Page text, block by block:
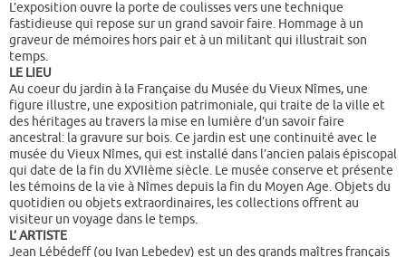
L’exposition ouvre la porte de coulisses vers une technique
fastidieuse qui repose sur un grand savoir faire. Hommage à un
graveur de mémoires hors pair et à un militant qui illustrait son
temps.
LE LIEU
Au coeur du jardin à la Française du Musée du Vieux Nîmes, une
figure illustre, une exposition patrimoniale, qui traite de la ville et
des héritages au travers la mise en lumière d’un savoir faire
ancestral: la gravure sur bois. Ce jardin est une continuité avec le
musée du Vieux Nîmes, qui est installé dans l’ancien palais épiscopal
qui date de la fin du XVIIème siècle. Le musée conserve et présente
les témoins de la vie à Nîmes depuis la fin du Moyen Age. Objets du
quotidien ou objets extraordinaires, les collections offrent au
visiteur un voyage dans le temps.
L’ ARTISTE
Jean Lébédeff (ou Ivan Lebedev) est un des grands maîtres français